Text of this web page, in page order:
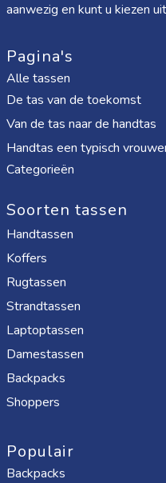
aanwezig en kunt u kiezen
Pagina's
Alle tassen
De tas van de toekomst
Van de tas naar de handtas
Handtas een typisch
Categorieën
Soorten tassen
Handtassen
Koffers
Rugtassen
Strandtassen
Laptoptassen
Damestassen
Backpacks
Shoppers
Populair
Backpacks